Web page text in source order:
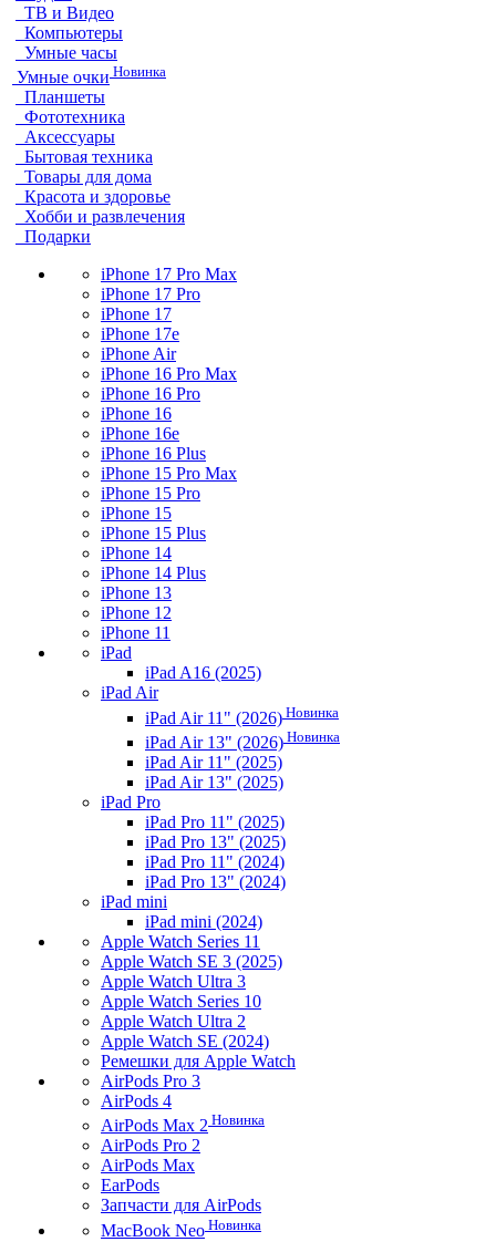
ТВ и Видео
Компьютеры
Умные часы
Умные очки Новинка
Планшеты
Фототехника
Аксессуары
Бытовая техника
Товары для дома
Красота и здоровье
Хобби и развлечения
Подарки
iPhone 17 Pro Max
iPhone 17 Pro
iPhone 17
iPhone 17e
iPhone Air
iPhone 16 Pro Max
iPhone 16 Pro
iPhone 16
iPhone 16e
iPhone 16 Plus
iPhone 15 Pro Max
iPhone 15 Pro
iPhone 15
iPhone 15 Plus
iPhone 14
iPhone 14 Plus
iPhone 13
iPhone 12
iPhone 11
iPad
iPad A16 (2025)
iPad Air
iPad Air 11" (2026) Новинка
iPad Air 13" (2026) Новинка
iPad Air 11" (2025)
iPad Air 13" (2025)
iPad Pro
iPad Pro 11" (2025)
iPad Pro 13" (2025)
iPad Pro 11" (2024)
iPad Pro 13" (2024)
iPad mini
iPad mini (2024)
Apple Watch Series 11
Apple Watch SE 3 (2025)
Apple Watch Ultra 3
Apple Watch Series 10
Apple Watch Ultra 2
Apple Watch SE (2024)
Ремешки для Apple Watch
AirPods Pro 3
AirPods 4
AirPods Max 2 Новинка
AirPods Pro 2
AirPods Max
EarPods
Запчасти для AirPods
MacBook Neo Новинка